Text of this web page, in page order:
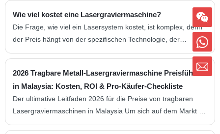
Wie viel kostet eine Lasergraviermaschine?
Die Frage, wie viel ein Lasersystem kostet, ist komplex, denn
der Preis hängt von der spezifischen Technologie, der
Ausgangsleistung und der Bauqualität ab, die für Ihre
Hobbyisten können im Einstiegsbereich...
2026 Tragbare Metall-Lasergraviermaschine Preisführer
in Malaysia: Kosten, ROI & Pro-Käufer-Checkliste
Der ultimative Leitfaden 2026 für die Preise von tragbaren
Lasergraviermaschinen in Malaysia Um sich auf dem Markt für
tragbare Lasergraviermaschinen in Malaysia zurechtzufinden,